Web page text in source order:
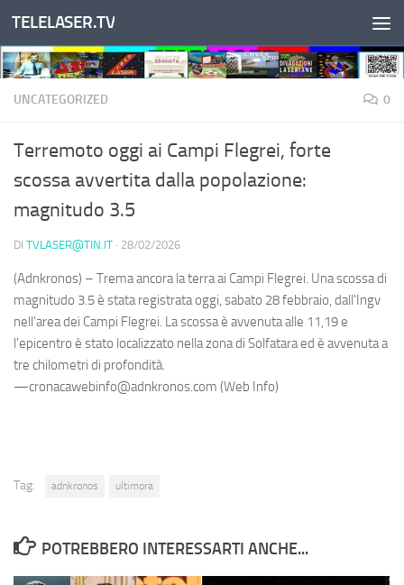
Salta al contenuto
TELELASER.TV
UNCATEGORIZED 0
Terremoto oggi ai Campi Flegrei, forte
scossa avvertita dalla popolazione:
magnitudo 3.5
DI TVLASER@TIN.IT · 28/02/2026
(Adnkronos) – Trema ancora la terra ai Campi Flegrei. Una scossa di
magnitudo 3.5 è stata registrata oggi, sabato 28 febbraio, dall'Ingv
nell'area dei Campi Flegrei. La scossa è avvenuta alle 11,19 e
l'epicentro è stato localizzato nella zona di Solfatara ed è avvenuta a
tre chilometri di profondità.
—cronacawebinfo@adnkronos.com (Web Info)
Tag: adnkronos ultimora
POTREBBERO INTERESSARTI ANCHE...